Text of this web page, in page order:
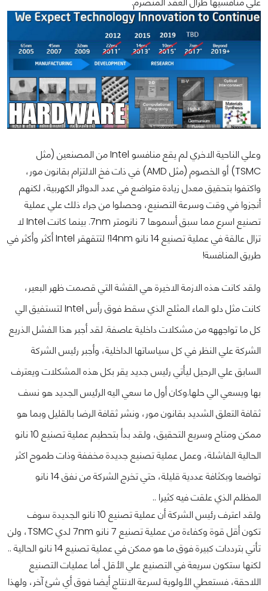
وعلي الناحية الاخري لم يقع منافسو Intel من المصنعين (مثل
TSMC) أو الخصوم (مثل AMD) في ذات فخ الالتزام بقانون مور،
واكتفوا بتحقيق معدل زيادة متواضع في عدد الدوائر الكهربية، لكنهم
أنجزوا في وقت وسرعة التصنيع، وحصلوا من جراء ذلك علي عملية
تصنيع اسرع مما سبق أسموها 7 نانومتر 7nm. بينما كانت Intel لا
تزال عالقة في عملية تصنيع 14 نانو 14nm! لتتقهقر Intel أكثر وأكثر في
طريق المنافسة!
ولقد كانت هذه الازمة الاخيرة هي القشة التي قصمت ظهر البعير،
كانت مثل دلو الماء المثلج الذي سقط فوق رأس Intel لتستفيق الي
كل ما تواجههه من مشكلات داخلية عاصفة. لقد أجبر هذا الفشل الذريع
الشركة علي النظر في كل سياساتها الداخلية، وأجبر رئيس الشركة
السابق علي الرحيل ليأتي رئيس جديد يقر بكل هذه المشكلات ويعترف
بها ويسعي الي حلها.وكان أول ما سعي اليه الرئيس الجديد هو نسف
ثقافة التعلق الشديد بقانون مور، ونشر ثقافة الرضا بالقليل وبما هو
ممكن ومتاح وسريع التحقيق، ولقد بدأ بتحطيم عملية تصنيع 10 نانو
الحالية الفاشلة، وعمل عملية تصنيع جديدة مخففة وذات طموح اكثر
تواضعا وبكثافة عددية قليلة، حتي تخرج الشركة من نفق 14 نانو
المظلم الذي علقت فيه كثيرا ..
ولقد اعترف رئيس الشركة أن عملية تصنيع 10 نانو الجديدة سوف
تكون أقل قوة وكفاءة من عملية تصنيع 7 نانو 7nm لدي TSMC، ولن
تأتي بترددات كبيرة فوق ما هو ممكن في عملية تصنيع 14 نانو الحالية ..
لكنها ستكون سريعة في التصنيع علي الأقل. أما عمليات التصنيع
اللاحقة، فستعطي الأولوية لسرعة الانتاج أيضا فوق أي شئ آخر، ولهذا